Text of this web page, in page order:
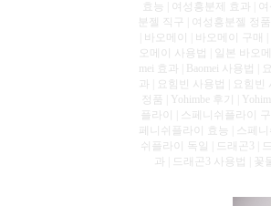
효능 | 여성흥분제 효과 |
분젤 직구 | 여성흥분젤 정
| 바오메이 | 바오메이 구
오메이 사용법 | 일본 바오메
mei 효과 | Baomei 사용법 |
과 | 요힘빈 사용법 | 요힘빈
정품 | Yohimbe 후기 |
플라이 | 스페니쉬플라이
페니쉬플라이 효능 | 스페
쉬플라이 독일 | 드래곤3 |
과 | 드래곤3 사용법 | 꽃